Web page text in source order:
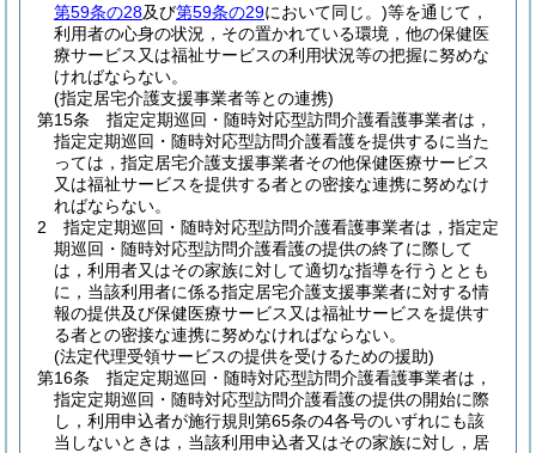
第59条の28及び第59条の29において同じ。)等を通じて，
利用者の心身の状況，その置かれている環境，他の保健医
療サービス又は福祉サービスの利用状況等の把握に努めな
ければならない。
(指定居宅介護支援事業者等との連携)
第15条
指定定期巡回・随時対応型訪問介護看護事業者は，
指定定期巡回・随時対応型訪問介護看護を提供するに当た
っては，指定居宅介護支援事業者その他保健医療サービス
又は福祉サービスを提供する者との密接な連携に努めなけ
ればならない。
2
指定定期巡回・随時対応型訪問介護看護事業者は，指定定
期巡回・随時対応型訪問介護看護の提供の終了に際して
は，利用者又はその家族に対して適切な指導を行うととも
に，当該利用者に係る指定居宅介護支援事業者に対する情
報の提供及び保健医療サービス又は福祉サービスを提供す
る者との密接な連携に努めなければならない。
(法定代理受領サービスの提供を受けるための援助)
第16条
指定定期巡回・随時対応型訪問介護看護事業者は，
指定定期巡回・随時対応型訪問介護看護の提供の開始に際
し，利用申込者が施行規則第65条の4各号のいずれにも該
当しないときは，当該利用申込者又はその家族に対し，居